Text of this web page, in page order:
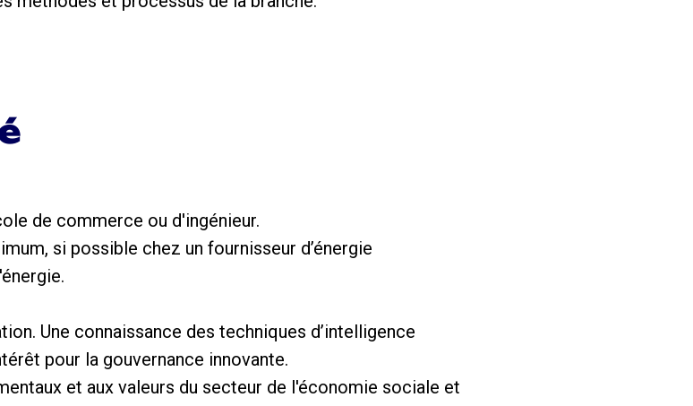
de commerce ou d'ingénieur.
si possible chez un fournisseur d’énergie
Une connaissance des techniques d’intelligence
pour la gouvernance innovante.
et aux valeurs du secteur de l'économie sociale et